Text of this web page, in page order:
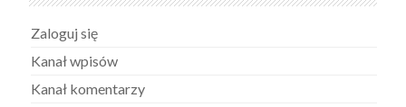
Zaloguj się
Kanał wpisów
Kanał komentarzy